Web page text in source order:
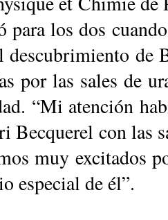
pa­ra los dos
des­cu­bri­mien­to de
por las sa­les de
“Mi aten­ción
Bec­que­rel con
muy ex­ci­ta­dos
es­pe­cial de él”.